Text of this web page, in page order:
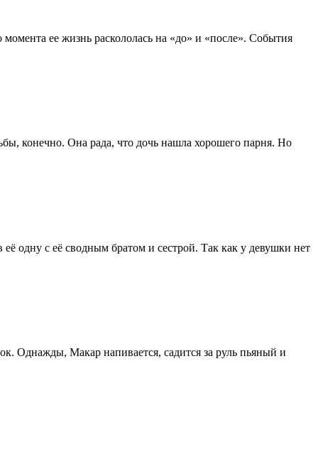
ее жизнь раскололась на «до» и «после». События
конечно. Она рада, что дочь нашла хорошего парня. Но
одну с её сводным братом и сестрой. Так как у девушки нет
Однажды, Макар напивается, садится за руль пьяный и